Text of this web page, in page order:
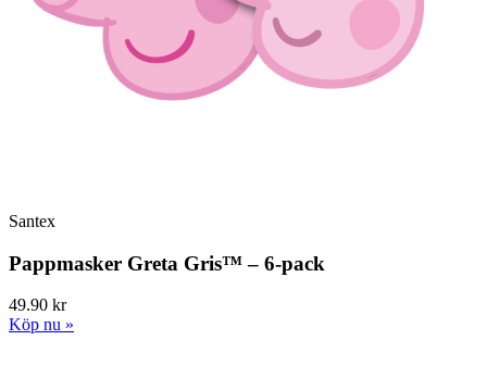
Santex
Pappmasker Greta Gris™ – 6-pack
49.90 kr
Köp nu »